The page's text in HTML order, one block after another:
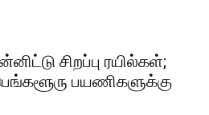
சிறப்பு ரயில்கள்;
பயணிகளுக்கு